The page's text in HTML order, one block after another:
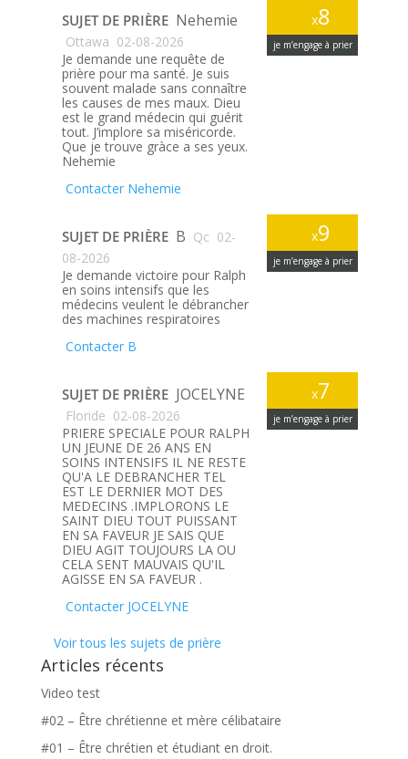
x8
je m’engage à prier
SUJET DE PRIÈRE Nehemie
Ottawa 02-08-2026
Je demande une requête de
prière pour ma santé. Je suis
souvent malade sans connaître
les causes de mes maux. Dieu
est le grand médecin qui guérit
tout. J’implore sa miséricorde.
Que je trouve gràce a ses yeux.
Nehemie
Contacter Nehemie
x9
je m’engage à prier
SUJET DE PRIÈRE B Qc 02-
08-2026
Je demande victoire pour Ralph
en soins intensifs que les
médecins veulent le débrancher
des machines respiratoires
Contacter B
x7
je m’engage à prier
SUJET DE PRIÈRE JOCELYNE
Floride 02-08-2026
PRIERE SPECIALE POUR RALPH
UN JEUNE DE 26 ANS EN
SOINS INTENSIFS IL NE RESTE
QU'A LE DEBRANCHER TEL
EST LE DERNIER MOT DES
MEDECINS .IMPLORONS LE
SAINT DIEU TOUT PUISSANT
EN SA FAVEUR JE SAIS QUE
DIEU AGIT TOUJOURS LA OU
CELA SENT MAUVAIS QU'IL
AGISSE EN SA FAVEUR .
Contacter JOCELYNE
Voir tous les sujets de prière
Articles récents
Video test
#02 – Être chrétienne et mère célibataire
#01 – Être chrétien et étudiant en droit.